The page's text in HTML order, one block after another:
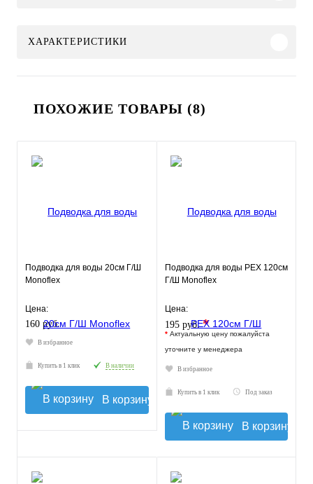
ХАРАКТЕРИСТИКИ
ПОХОЖИЕ ТОВАРЫ (8)
Подводка для воды 20см Г/Ш
Monoflex
Цена:
160 руб.
В избранное
Купить в 1 клик В наличии
В корзину
Подводка для воды РЕХ 120см
Г/Ш Monoflex
Цена:
195 руб.*
* Актуальную цену пожалуйста
уточните у менеджера
В избранное
Купить в 1 клик Под заказ
В корзину